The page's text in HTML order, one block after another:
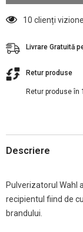
10 clienți
Livrare Gratuită
Retur produse
Retur produse
Descriere
Pulverizatorul Wahl
recipientul fiind de
brandului.